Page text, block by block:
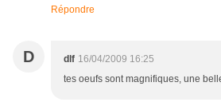
Répondre
D dlf 16/04/2009 16:25
tes oeufs sont magnifiques, une